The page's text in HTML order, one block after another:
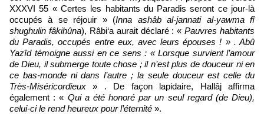
XXXVI 55 « Certes les habitants du Paradis seront ce jour-là
occupés à se réjouir » (Inna ashâb al-jannati al-yawma fî
shughulin fâkihûna), Râbi‘a aurait déclaré : « Pauvres habitants
du Paradis, occupés entre eux, avec leurs épouses ! » . Abû
Yazîd témoigne aussi en ce sens : « Lorsque survient l’amour
de Dieu, il submerge toute chose ; il n’est plus de douceur ni en
ce bas-monde ni dans l’autre ; la seule douceur est celle du
Très-Miséricordieux» . De façon lapidaire, Hallâj affirma
également : « Qui a été honoré par un seul regard (de Dieu),
celui-ci le rend heureux pour l’éternité ».